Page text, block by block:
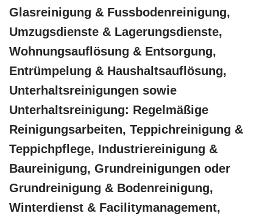
Glasreinigung & Fussbodenreinigung,
Umzugsdienste & Lagerungsdienste,
Wohnungsauflösung & Entsorgung,
Entrümpelung & Haushaltsauflösung,
Unterhaltsreinigungen sowie
Unterhaltsreinigung: Regelmäßige
Reinigungsarbeiten, Teppichreinigung &
Teppichpflege, Industriereinigung &
Baureinigung, Grundreinigungen oder
Grundreinigung & Bodenreinigung,
Winterdienst & Facilitymanagement,